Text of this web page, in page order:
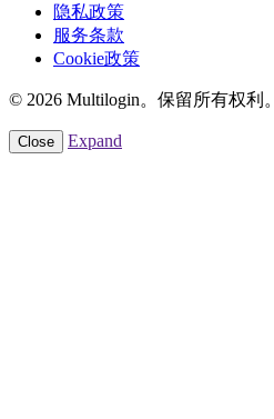
隐私政策
服务条款
Cookie政策
© 2026 Multilogin。保留所有权利。
Close Expand